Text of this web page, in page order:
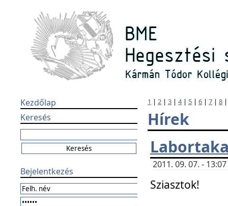
Kezdőlap
Keresés
Bejelentkezés
1 | 2 | 3 | 4| 5 | 6 | 7 | 8
Hírek
2011. 09. 07. -
Sziasztok!